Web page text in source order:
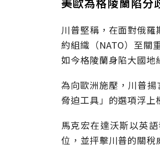
川普堅稱，在面對俄
約組織（NATO）至關
如今格陵蘭身陷大國地
為向歐洲施壓，川普
脅迫工具」的選項浮上
馬克宏在達沃斯以英
位，並抨擊川普的關稅